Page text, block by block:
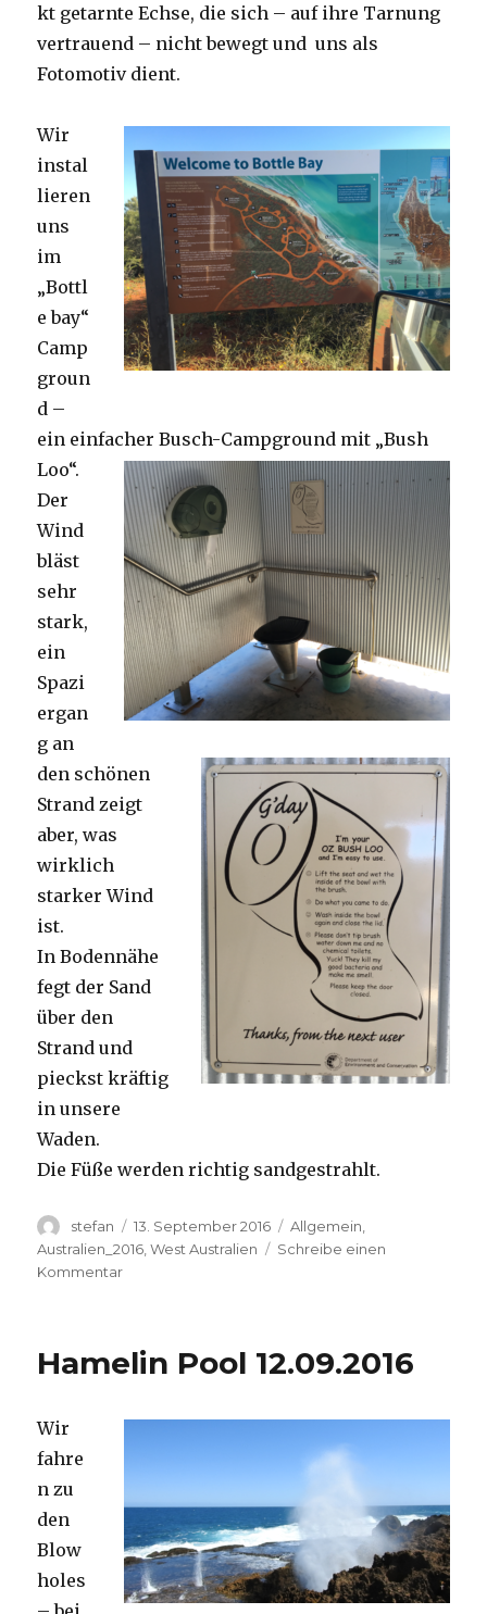
kt getarnte Echse, die sich – auf ihre Tarnung
vertrauend – nicht bewegt und uns als
Fotomotiv dient.
Wir
instal
lieren
uns
im
„Bottl
e bay“
Camp
groun
d –
ein einfacher Busch-Campground mit „Bush
Loo“.
Der
Wind
bläst
sehr
stark,
ein
Spazi
ergan
g an
den schönen
Strand zeigt
aber, was
wirklich
starker Wind
ist.
In Bodennähe
fegt der Sand
über den
Strand und
pieckst kräftig
in unsere
Waden.
Die Füße werden richtig sandgestrahlt.
Autor
stefan
Veröffentlicht
am
13. September 2016 Kategorien
Allgemein
Australien_2016 ,West Australien
Schreibe einen
Kommentarzu
Hamelin Pool 12.09.2016
Wir
fahre
n zu
den
Blow
holes